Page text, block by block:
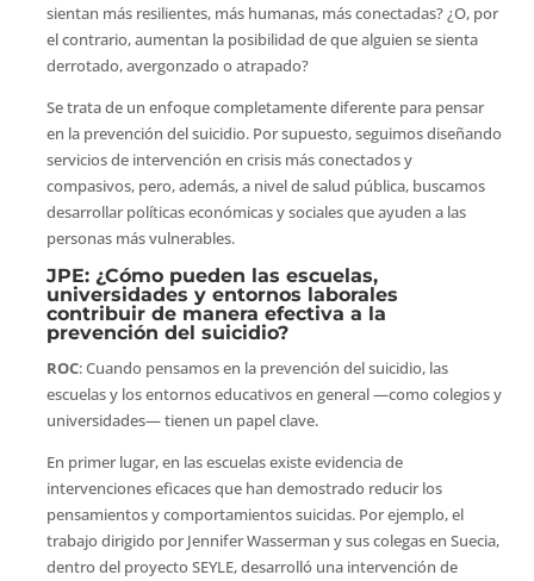
sientan más resilientes, más humanas, más conectadas? ¿O, por
el contrario, aumentan la posibilidad de que alguien se sienta
derrotado, avergonzado o atrapado?
Se trata de un enfoque completamente diferente para pensar
en la prevención del suicidio. Por supuesto, seguimos diseñando
servicios de intervención en crisis más conectados y
compasivos, pero, además, a nivel de salud pública, buscamos
desarrollar políticas económicas y sociales que ayuden a las
personas más vulnerables.
JPE: ¿Cómo pueden las escuelas,
universidades y entornos laborales
contribuir de manera efectiva a la
prevención del suicidio?
ROC: Cuando pensamos en la prevención del suicidio, las
escuelas y los entornos educativos en general —como colegios y
universidades— tienen un papel clave.
En primer lugar, en las escuelas existe evidencia de
intervenciones eficaces que han demostrado reducir los
pensamientos y comportamientos suicidas. Por ejemplo, el
trabajo dirigido por Jennifer Wasserman y sus colegas en Suecia,
dentro del proyecto SEYLE, desarrolló una intervención de